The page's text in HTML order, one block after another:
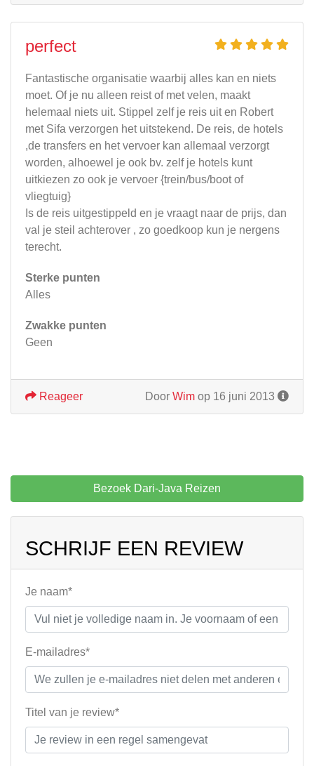
perfect
Fantastische organisatie waarbij alles kan en niets
moet. Of je nu alleen reist of met velen, maakt
helemaal niets uit. Stippel zelf je reis uit en Robert
met Sifa verzorgen het uitstekend. De reis, de hotels
,de transfers en het vervoer kan allemaal verzorgt
worden, alhoewel je ook bv. zelf je hotels kunt
uitkiezen zo ook je vervoer {trein/bus/boot of
vliegtuig}
Is de reis uitgestippeld en je vraagt naar de prijs, dan
val je steil achterover , zo goedkoop kun je nergens
terecht.
Sterke punten
Alles
Zwakke punten
Geen
Door Wim op 16 juni 2013
Reageer
Bezoek Dari-Java Reizen
SCHRIJF EEN REVIEW
Je naam*
E-mailadres*
Titel van je review*